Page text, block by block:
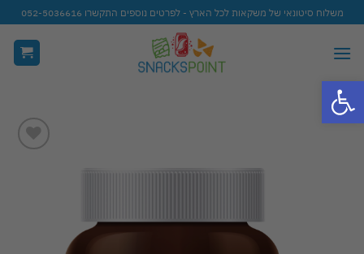
פתח סרגל נגישות
Skip
to
content
משלוח סיטונאי של משקאות לכל הארץ - לפרטים נוספים התקשרו 052-5036616